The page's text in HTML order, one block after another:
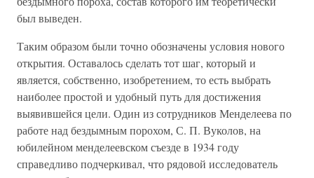
был выведен.
Таким образом были точно обозначены условия нового
открытия. Оставалось сделать тот шаг, который и
является, собственно, изобретением, то есть выбрать
наиболее простой и удобный путь для достижения
выявившейся цели. Один из сотрудников Менделеева по
работе над бездымным порохом, С. П. Вуколов, на
юбилейном менделеевском съезде в 1934 году
справедливо подчеркивал, что рядовой исследователь